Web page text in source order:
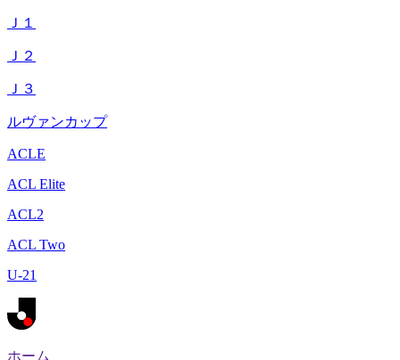
Ｊ１
Ｊ２
Ｊ３
ルヴァンカップ
ACLE
ACL Elite
ACL2
ACL Two
U-21
ホーム